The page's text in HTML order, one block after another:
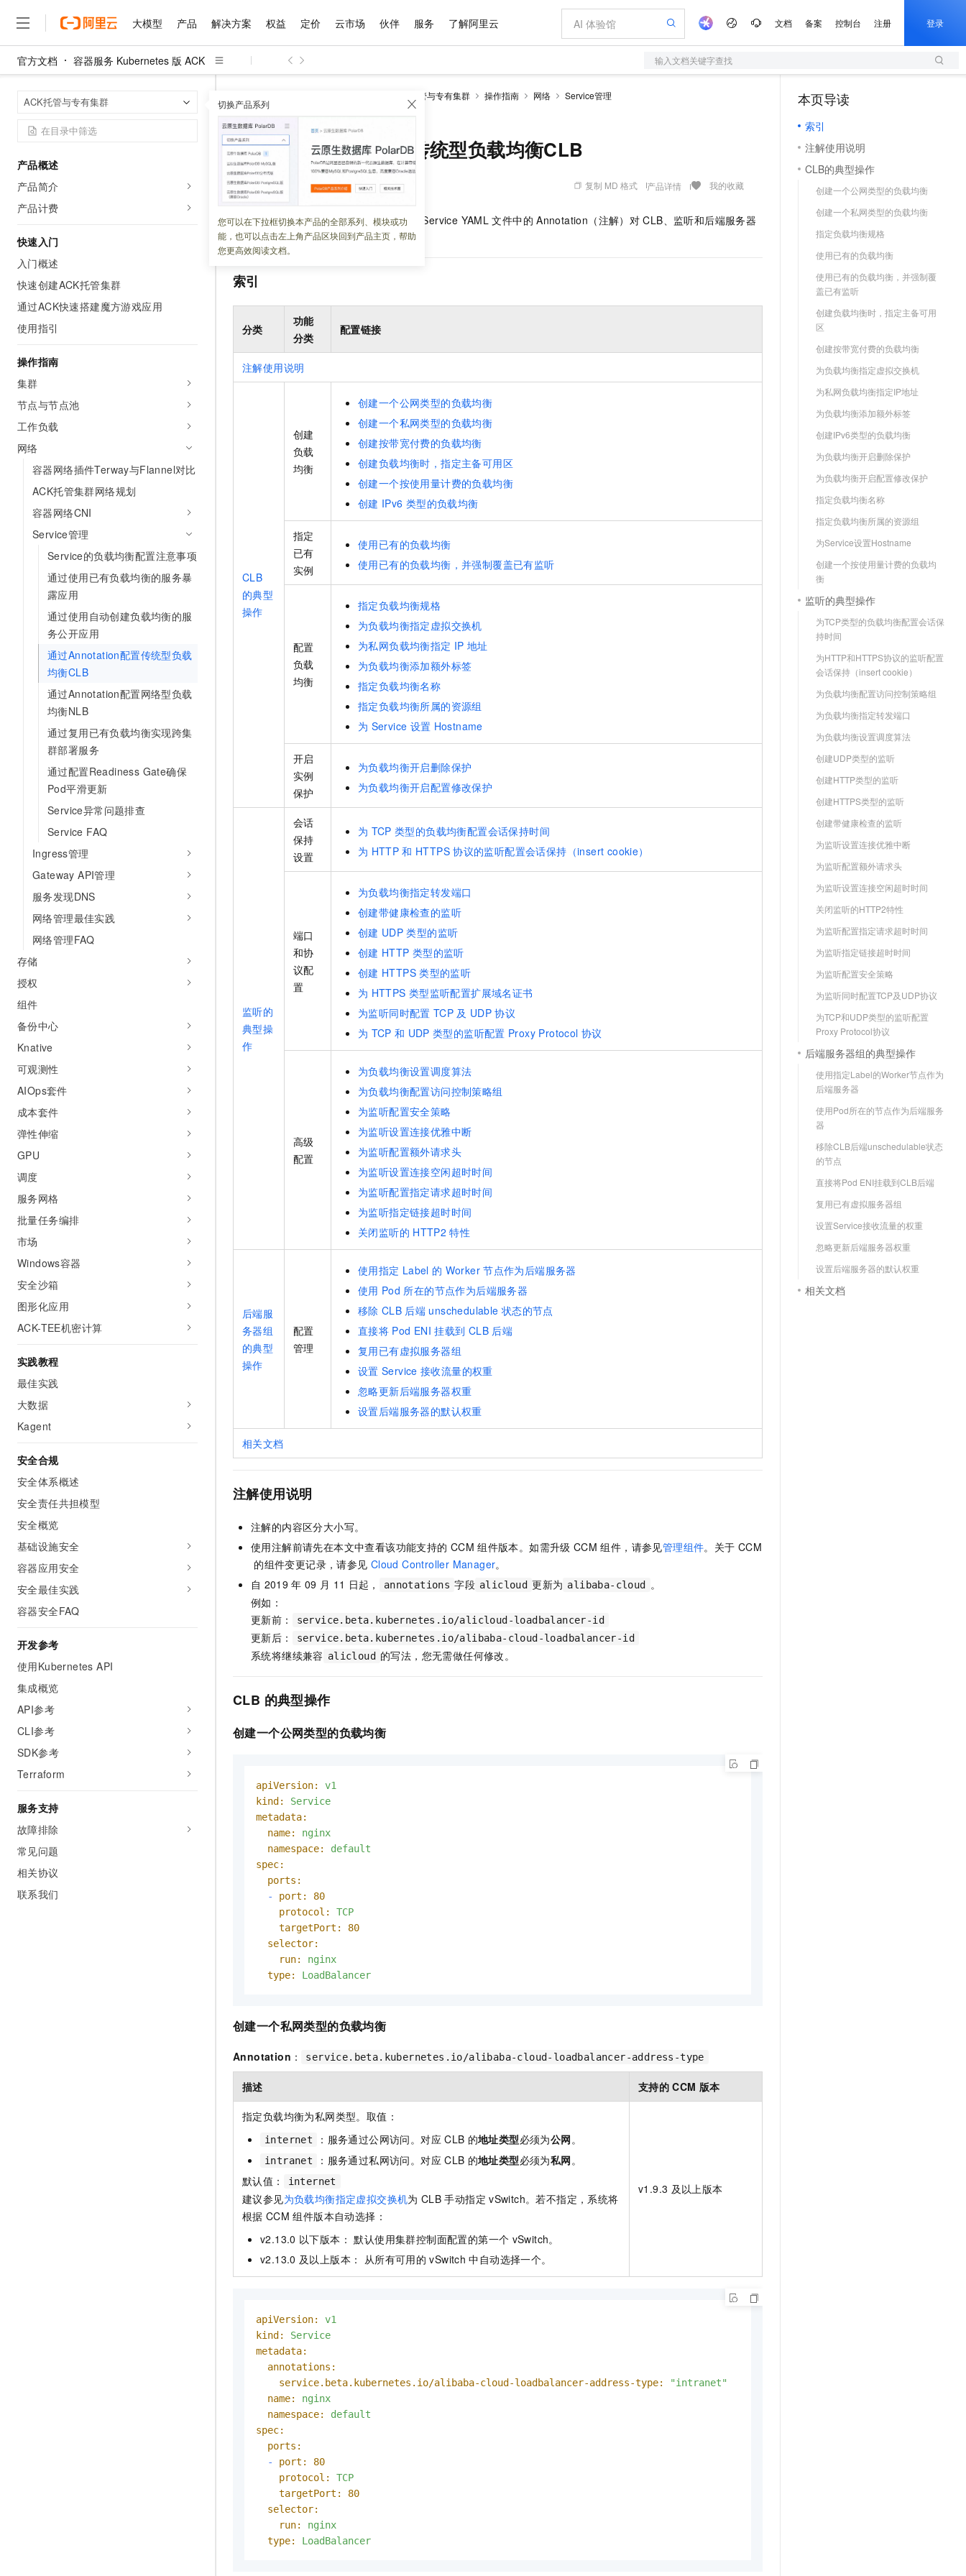
大模型 产品 解决方案 权益 定价 云市场 伙伴 服务 了解阿里云 文档 备案 控制台 注册 登录
官方文档 容器服务 Kubernetes 版 ACK 输入文档关键字查找
ACK托管与专有集群 切换产品系列
您可以在下拉框切换本产品的全部系列、模块或功
能，也可以点击左上角产品区块回到产品主页，帮助
您更高效阅读文档。
产品概述
产品简介
产品计费
快速入门
入门概述
快速创建ACK托管集群
通过ACK快速搭建魔方游戏应用
使用指引
操作指南
集群
节点与节点池
工作负载
网络
容器网络插件Terway与Flannel对比
ACK托管集群网络规划
容器网络CNI
Service管理
Service的负载均衡配置注意事项
通过使用已有负载均衡的服务暴
露应用
通过使用自动创建负载均衡的服
务公开应用
通过Annotation配置传统型负载
均衡CLB
通过Annotation配置网络型负载
均衡NLB
通过复用已有负载均衡实现跨集
群部署服务
通过配置Readiness Gate确保
Pod平滑更新
Service异常问题排查
Service FAQ
Ingress管理
Gateway API管理
服务发现DNS
网络管理最佳实践
网络管理FAQ
存储
授权
组件
备份中心
Knative
可观测性
AIOps套件
成本套件
弹性伸缩
GPU
调度
服务网格
批量任务编排
市场
Windows容器
安全沙箱
图形化应用
ACK-TEE机密计算
实践教程
最佳实践
大数据
Kagent
安全合规
安全体系概述
安全责任共担模型
安全概览
基础设施安全
容器应用安全
安全最佳实践
容器安全FAQ
开发参考
使用Kubernetes API
集成概览
API参考
CLI参考
SDK参考
Terraform
服务支持
故障排除
常见问题
相关协议
联系我们
ACK托管与专有集群 操作指南 网络
Service管理
通过Annotation配置传统型负载均衡CLB
通过Annotation配置传统型负载均衡CLB
更新时间：2026-04-27 05:41:45 复制 MD 格式 产品详情 我的收藏
为实现丰富的负载均衡功能，您可以通过 Service YAML 文件中的 Annotation（注解）对 CLB、监听和后端服务器
组这三种资源维度进行配置操作。
索引
分类
功能
分类
配置链接
注解使用说明
CLB
的典型
操作
创建
负载
均衡
创建一个公网类型的负载均衡
创建一个私网类型的负载均衡
创建按带宽付费的负载均衡
创建负载均衡时，指定主备可用区
创建一个按使用量计费的负载均衡
创建 IPv6 类型的负载均衡
指定
已有
实例
使用已有的负载均衡
使用已有的负载均衡，并强制覆盖已有监听
配置
负载
均衡
指定负载均衡规格
为负载均衡指定虚拟交换机
为私网负载均衡指定 IP 地址
为负载均衡添加额外标签
指定负载均衡名称
指定负载均衡所属的资源组
为 Service 设置 Hostname
开启
实例
保护
为负载均衡开启删除保护
为负载均衡开启配置修改保护
监听的
典型操
作
会话
保持
设置
为 TCP 类型的负载均衡配置会话保持时间
为 HTTP 和 HTTPS 协议的监听配置会话保持（insert cookie）
端口
和协
议配
置
为负载均衡指定转发端口
创建带健康检查的监听
创建 UDP 类型的监听
创建 HTTP 类型的监听
创建 HTTPS 类型的监听
为 HTTPS 类型监听配置扩展域名证书
为监听同时配置 TCP 及 UDP 协议
为 TCP 和 UDP 类型的监听配置 Proxy Protocol 协议
高级
配置
为负载均衡设置调度算法
为负载均衡配置访问控制策略组
为监听配置安全策略
为监听设置连接优雅中断
为监听配置额外请求头
为监听设置连接空闲超时时间
为监听配置指定请求超时时间
为监听指定链接超时时间
关闭监听的 HTTP2 特性
后端服
务器组
的典型
操作
配置
管理
使用指定 Label 的 Worker 节点作为后端服务器
使用 Pod 所在的节点作为后端服务器
移除 CLB 后端 unschedulable 状态的节点
直接将 Pod ENI 挂载到 CLB 后端
复用已有虚拟服务器组
设置 Service 接收流量的权重
忽略更新后端服务器权重
设置后端服务器的默认权重
相关文档
注解使用说明
注解的内容区分大小写。
使用注解前请先在本文中查看该功能支持的 CCM 组件版本。如需升级 CCM 组件，请参见管理组件。关于 CCM
的组件变更记录，请参见 Cloud Controller Manager。
自 2019 年 09 月 11 日起， annotations 字段 alicloud 更新为 alibaba-cloud
。
例如：
更新前：
service.beta.kubernetes.io/alicloud-loadbalancer-id
更新后： service.beta.kubernetes.io/alibaba-cloud-loadbalancer-id
系统将继续兼容 alicloud 的写法，您无需做任何修改。
CLB 的典型操作
创建一个公网类型的负载均衡
apiVersion:
v1
kind:
Service
metadata:
name:
nginx
namespace:
default
spec:
ports:
-
port:
80
protocol:
TCP
targetPort:
80
selector:
run:
nginx
type:
LoadBalancer
创建一个私网类型的负载均衡
Annotation ： service.beta.kubernetes.io/alibaba-cloud-loadbalancer-address-type
描述 支持的 CCM 版本
指定负载均衡为私网类型。取值：
internet ：服务通过公网访问。对应 CLB 的地址类型必须为公网 。
intranet ：服务通过私网访问。对应 CLB 的地址类型必须为私网 。
默认值：
internet
建议参见为负载均衡指定虚拟交换机为 CLB 手动指定 vSwitch。若不指定，系统将
根据 CCM 组件版本自动选择：
v2.13.0 以下版本： 默认使用集群控制面配置的第一个 vSwitch。
v2.13.0 及以上版本： 从所有可用的 vSwitch 中自动选择一个。
v1.9.3 及以上版本
apiVersion:
v1
kind:
Service
metadata:
annotations:
service.beta.kubernetes.io/alibaba-cloud-loadbalancer-address-type:
"intranet"
name:
nginx
namespace:
default
spec:
ports:
-
port:
80
protocol:
TCP
targetPort:
80
selector:
run:
nginx
type:
LoadBalancer
本页导读
索引
注解使用说明
CLB的典型操作
创建一个公网类型的负载均衡
创建一个私网类型的负载均衡
指定负载均衡规格
使用已有的负载均衡
使用已有的负载均衡，并强制覆
盖已有监听
创建负载均衡时，指定主备可用
区
创建按带宽付费的负载均衡
为负载均衡指定虚拟交换机
为私网负载均衡指定IP地址
为负载均衡添加额外标签
创建IPv6类型的负载均衡
为负载均衡开启删除保护
为负载均衡开启配置修改保护
指定负载均衡名称
指定负载均衡所属的资源组
为Service设置Hostname
创建一个按使用量计费的负载均
衡
监听的典型操作
为TCP类型的负载均衡配置会话保
持时间
为HTTP和HTTPS协议的监听配置
会话保持（insert cookie）
为负载均衡配置访问控制策略组
为负载均衡指定转发端口
为负载均衡设置调度算法
创建UDP类型的监听
创建HTTP类型的监听
创建HTTPS类型的监听
创建带健康检查的监听
为监听设置连接优雅中断
为监听配置额外请求头
为监听设置连接空闲超时时间
关闭监听的HTTP2特性
为监听配置指定请求超时时间
为监听指定链接超时时间
为监听配置安全策略
为监听同时配置TCP及UDP协议
为TCP和UDP类型的监听配置
Proxy Protocol协议
后端服务器组的典型操作
使用指定Label的Worker节点作为
后端服务器
使用Pod所在的节点作为后端服务
器
移除CLB后端unschedulable状态
的节点
直接将Pod ENI挂载到CLB后端
复用已有虚拟服务器组
设置Service接收流量的权重
忽略更新后端服务器权重
设置后端服务器的默认权重
相关文档
大模型
产品
精选产品
人工智能与机器学习
容器
存储
网络与CDN
安全
中间件
数据库
大数据计算
媒体服务
企业服务与云通信
域名与网站
终端用户计算
Serverless
开发工具
迁移与运维管理
专有云
精选产品
大模型服务平台百炼
大模型服务与应用平台
千问大模型
多元化、高性能、安全可靠的大模型服务
无影云电脑
随时随地安全接入的云上超级电脑
云解析DNS
云原生大数据计算服务 MaxCompute
面向分析的企业级SaaS模式云数据仓库
域名与网站
对象存储 OSS
一站式AI开发、训练和推理服务
Qoder CN
提供一站式管理容器应用的 K8s 服务
面向真实软件的智能体编程平台
云原生的云上边界网络安全防护产品
轻量应用服务器
数字证书管理服务（原SSL证书）
实现全站HTTPS，呈现可信的WEB访问
国内短信简单易用，安全可靠，秒级触达，全球覆盖200+国家和地区。
解决方案
精选解决方案
AI
大数据
现代化应用
安全
网络
可观测
上云与迁云
企业出海
政企业务
精选解决方案
睿译宝，AI翻译排版一步到位
上传文档即自动完成翻译和格式还原
GLM-5.2：长任务时代开源旗舰模型
真正可用的 1M 上下文,一次完成代码全链路开发
Hermes Agent，打造自进化智能体
自主进化，持久记忆，越用越聪明
快速拥有专属 OpenClaw
即刻拥有 DeepSeek-V4-Pro
轻松解锁专属 DeepSeek-V4-Pro
Claude Code + GStack 打造工程团队
通过阿里云百炼高效搭建AI应用,助力高效开发
Agency Agents：拥有专属领域专家
HappyHorse 打造一站式影视创作平台
漫剧工坊：一站式动画创作平台
快速生产连贯的高质量长漫剧
高效部署网站，快速应用到小程序
权益 普惠上云
普惠上云 官方力荐
云服务器38元/年起，超值低价云产品抢先购
官方推荐返现计划
推荐新用户得奖励，单订单最高返9万
云工开物
高校专属算力普惠，学生认证享300元代金券
免费试用
解决方案免费试用 新老同享
最高领取价值200元试用点，立即开启云上创新
AI 产品 免费试用
140+云产品 免费试用
助力企业全员 AI 认知与能力提升
AI 特惠
智启 AI 普惠权益
阿里云 OPC 创新助力计划
至高百万元 Token 补贴，加速一人公司成长
Qwen3.8-Max 首发尝鲜，限时加量 10 倍，夜间低至2折
千问办公，限时限量积分加倍
送.CN域名，送备案服务码
AI 场景体验
图文、视频一站生成，高效打造优质广告素材
AI助力短剧漫剧创作，剧本、分镜、视频高效生成
AI 活动
AI 生产力先锋
先锋实践拓展 AI 生产力的边界
飞天发布时刻
所见，即是所愿
从基础到进阶，Agent 创客手把手教你
创新加速
上云场景组合购
云聚AI 严选权益
精选AI产品，从模型到应用全链提效
AI 用量加速计划
新老同享，达量后返
定价 产品定价
了解云产品的定价详情
云上成本管理
管理和优化成本
价格计算器
自助选配和估算价格
价格优势
推动算力普惠，释放技术红利
配置报价器
阿里云 OPC 创新助力计划
Token 补贴，五大权
益加速 OPC 成功
云市场 精选商城
网站建设
多端小程序
Salesforce 国际版订阅
友盟天域
观测云
Tuya 物联网平台阿里云版
电子合同
AI空中课堂在线直播课堂（旗舰版）
开发者生态解决方案
数据与 API
数据集
手机三要素
身份实名认证
短信
OCR 文字识别
发票查验
OA 办公系统
财税管理
400电话
广告营销
基础软件
Docker
JAVA
定制小程序
专业服务
AI 应用及服务市场
自然语言处理
伙伴 成为销售伙伴
分销伙伴
咨询伙伴
销售伙伴合作计划
Salesforce On Alibaba Cloud
Consulting Partner 合作计划
AI 大模型销售与服务生态合作计划
成为产品伙伴
产品生态集成认证中心
产品生态伙伴工作台
产品伙伴合作计划
数据库合作计划
云网络合作计划
服务伙伴合作计划
Al MaaS 服务伙伴赋能合作
伙伴信用分合作计划
更多支持
合作伙伴培训与认证
查询合作伙伴
登录合作伙伴管理后台
服务 售前咨询
在线服务
售后服务
自助服务
工单服务
短信专区
企业增值服务
企业支持计划
企业增值服务台
服务实践
阿里云认证 开发者社区
我要反馈
了解阿里云 为什么选择阿里云
什么是云计算
技术领先
稳定可靠
安全合规
分析师报告
研究报告与白皮书
天池大赛
云开发大赛
入门学习赛
最佳实践
云上春晚
云栖战略参考
云上的中国
看见新力量
金融模力时刻
市场活动
活动全景
魔搭 ModelScope
科研合作
加入我们
校园招聘